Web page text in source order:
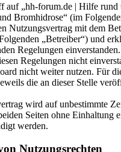
auf „hh-forum.de | Hilfe rund
Bromhidrose“ (im
Nutzungsvertrag mit dem
„Betreiber“) und
Regelungen einverstanden.
Regelungen nicht
nicht weiter nutzen. Für
die an dieser Stelle
wird auf unbestimmte
Seiten ohne Einhaltung
werden.
Nutzungsrechten